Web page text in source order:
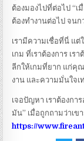
ต้องมองไปที่ต่อไป “
ต้องทํางานต่อไป จน
เรามีความเชื่อที่นี่ แ
เกม ที่เราต้องการ เร
ลีกให้เกมที่ยาก แก่คุ
งาน และความมั่นใจ
เจอปัญหา เราต้องกา
มัน” เมื่อถูกถามว่าเข
https://